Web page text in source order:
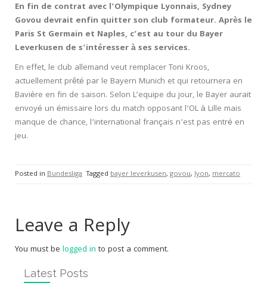
En fin de contrat avec l’Olympique Lyonnais, Sydney
Govou devrait enfin quitter son club formateur. Après le
Paris St Germain et Naples, c’est au tour du Bayer
Leverkusen de s’intéresser à ses services.
En effet, le club allemand veut remplacer Toni Kroos,
actuellement prêté par le Bayern Munich et qui retournera en
Bavière en fin de saison. Selon L’equipe du jour, le Bayer aurait
envoyé un émissaire lors du match opposant l’OL à Lille mais
manque de chance, l’international français n’est pas entré en
jeu.
Posted in Bundesliga Tagged bayer leverkusen, govou, lyon, mercato
Leave a Reply
You must be logged in to post a comment.
Latest Posts